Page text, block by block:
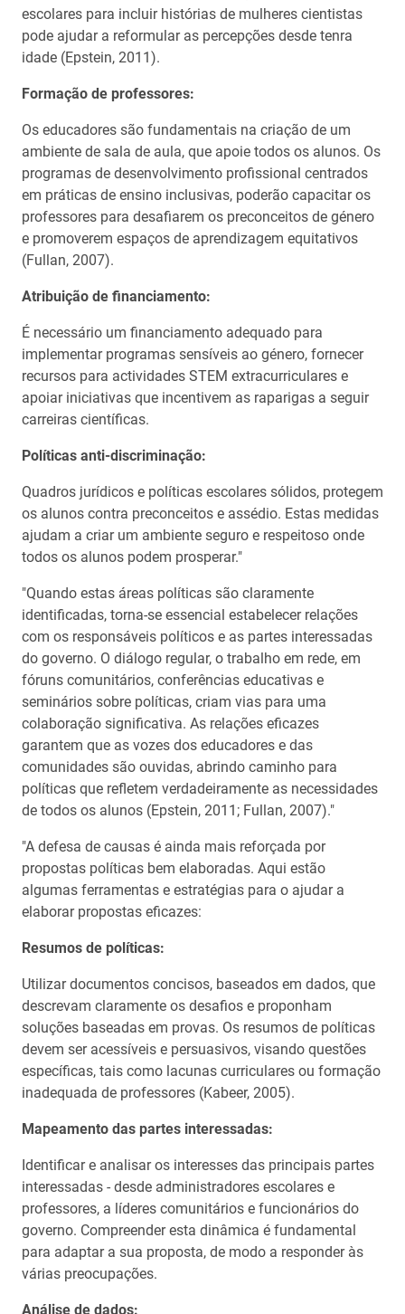
escolares para incluir histórias de mulheres cientistas
pode ajudar a reformular as percepções desde tenra
idade (Epstein, 2011).
Formação de professores:
Os educadores são fundamentais na criação de um
ambiente de sala de aula, que apoie todos os alunos. Os
programas de desenvolvimento profissional centrados
em práticas de ensino inclusivas, poderão capacitar os
professores para desafiarem os preconceitos de género
e promoverem espaços de aprendizagem equitativos
(Fullan, 2007).
Atribuição de financiamento:
É necessário um financiamento adequado para
implementar programas sensíveis ao género, fornecer
recursos para actividades STEM extracurriculares e
apoiar iniciativas que incentivem as raparigas a seguir
carreiras científicas.
Políticas anti-discriminação:
Quadros jurídicos e políticas escolares sólidos, protegem
os alunos contra preconceitos e assédio. Estas medidas
ajudam a criar um ambiente seguro e respeitoso onde
todos os alunos podem prosperar."
"Quando estas áreas políticas são claramente
identificadas, torna-se essencial estabelecer relações
com os responsáveis políticos e as partes interessadas
do governo. O diálogo regular, o trabalho em rede, em
fóruns comunitários, conferências educativas e
seminários sobre políticas, criam vias para uma
colaboração significativa. As relações eficazes
garantem que as vozes dos educadores e das
comunidades são ouvidas, abrindo caminho para
políticas que refletem verdadeiramente as necessidades
de todos os alunos (Epstein, 2011; Fullan, 2007)."
"A defesa de causas é ainda mais reforçada por
propostas políticas bem elaboradas. Aqui estão
algumas ferramentas e estratégias para o ajudar a
elaborar propostas eficazes:
Resumos de políticas:
Utilizar documentos concisos, baseados em dados, que
descrevam claramente os desafios e proponham
soluções baseadas em provas. Os resumos de políticas
devem ser acessíveis e persuasivos, visando questões
específicas, tais como lacunas curriculares ou formação
inadequada de professores (Kabeer, 2005).
Mapeamento das partes interessadas:
Identificar e analisar os interesses das principais partes
interessadas - desde administradores escolares e
professores, a líderes comunitários e funcionários do
governo. Compreender esta dinâmica é fundamental
para adaptar a sua proposta, de modo a responder às
várias preocupações.
Análise de dados: